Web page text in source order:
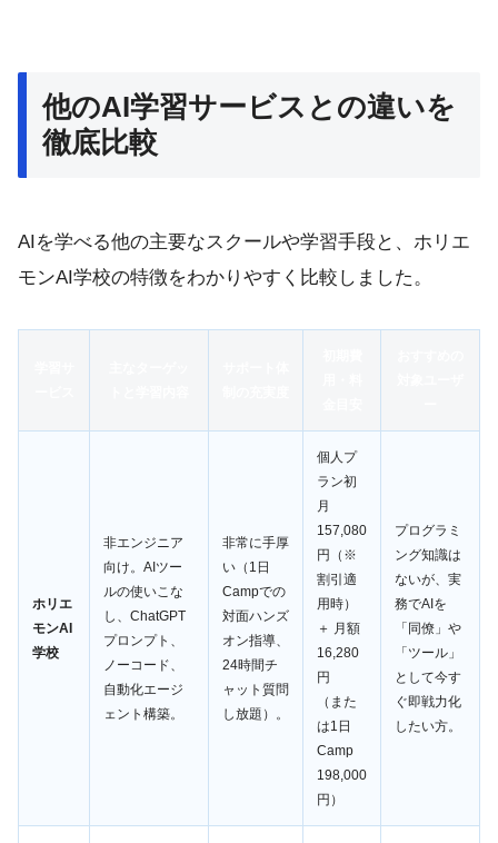
他のAI学習サービスとの違いを
徹底比較
AIを学べる他の主要なスクールや学習手段と、ホリエ
モンAI学校の特徴をわかりやすく比較しました。
ホリエ
モンAI
学校
非エンジニア
向け。AIツー
ルの使いこな
し、ChatGPT
プロンプト、
ノーコード、
自動化エージ
ェント構築。
非常に手厚
い（1日
Campでの
対面ハンズ
オン指導、
24時間チ
ャット質問
し放題）。
個人プ
ラン初
月
157,080
円（※
割引適
用時）
＋ 月額
16,280
円
（また
は1日
Camp
198,000
円）
プログラミ
ング知識は
ないが、実
務でAIを
「同僚」や
「ツール」
として今す
ぐ即戦力化
したい方。